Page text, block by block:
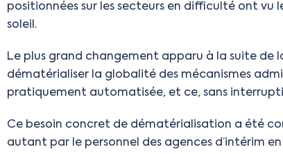
positionnées sur les secteurs en difficulté ont
soleil.
Le plus grand changement apparu à la suite de
dématérialiser la globalité des mécanismes
pratiquement automatisée, et ce, sans
Ce besoin concret de dématérialisation a été
autant par le personnel des agences d’intérim